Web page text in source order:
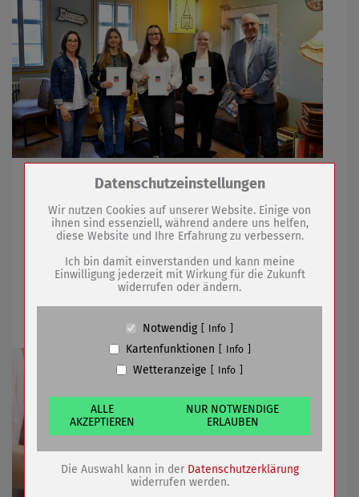
Drei engagierte junge Frauen bereichern zukünftig die
Einschränkung der
Trinkwasserversorgung
Zum Betrieb der Seite notwendige Cookies /
Name
PHP Session Cookie
Anbieter
Eigentümer dieser Website (Wenko-
Wenselaar GmbH & Co. KG)
Absicherung Kontaktformular / SPAM
Cookiespeicherung Entscheidungscookie
Anbieter
Eigentümer dieser Website (Wenko-
Wenselaar GmbH & Co. KG)
Zweck
Speichert die Einstellungen der Besucher
bezüglich der Speicherung von Cookies.
Cookie Name
dywc
Cookie Laufzeit
1 Jahr
Datenschutzeinstellungen
Wir nutzen Cookies auf unserer Website. Einige von
ihnen sind essenziell, während andere uns helfen,
diese Website und Ihre Erfahrung zu verbessern.
Ich bin damit einverstanden und kann meine
Einwilligung jederzeit mit Wirkung für die Zukunft
widerrufen oder ändern.
Notwendig Info
Kartenfunktionen Info
Wetteranzeige Info
ALLE
AKZEPTIEREN
NUR NOTWENDIGE
ERLAUBEN
Die Auswahl kann in der Datenschutzerklärung
widerrufen werden.